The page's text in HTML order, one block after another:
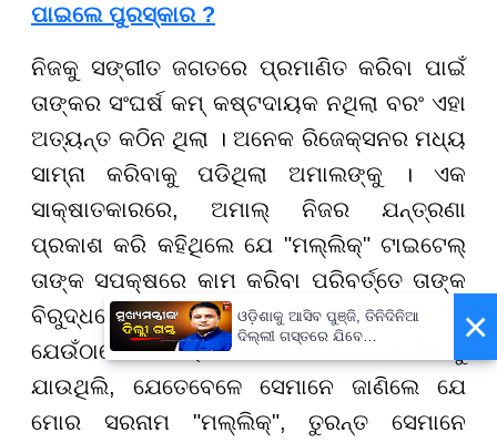
ପାଇଲେ ପୁରସ୍କାର ?
ନିଜକୁ ସଙ୍ଗୀତ ଜଗତରେ ପ୍ରମାଣିତ କରିବା ପାଇଁ
ତାଙ୍କର ସଂଘର୍ଷ କମ୍ କଷ୍ଟଦାୟକ ନଥିଲା ବରଂ ଏହା
ଅତ୍ୟନ୍ତ କଠିନ ଥିଲା । ଅନେକ ରିଜେକ୍ସନର ମଧ୍ୟ
ସାମ୍ନା କରିବାକୁ ପଡିଥିଲା ଅମାଲଙ୍କୁ । ଏକ
ସାକ୍ଷାତକାରରେ, ଅମାଲ୍ ନିଜର ଯନ୍ତ୍ରଣା
ପ୍ରକାଶ କରି କହିଥିଲେ ଯେ "ମଲ୍ଲିକ୍" ଟାଇଟେଲ୍
ତାଙ୍କ ସପକ୍ଷରେ କାମ କରିବା ପରିବର୍ତ୍ତେ ତାଙ୍କ
ବିରୁଦ୍ଧରେ କାମ କରିଥିଲେ । ଅମାଲ୍ କହିଥିଲେ, "ମୁଁ
ଯେଉଁଠାରେ ସହାୟକ ଭାବରେ କାମ କରିବାକୁ
ଯାଉଥିଲି, ଯେତେବେଳେ ସେମାନେ ଜାଣିଲେ ଯେ
ମୋର ସରନାମ "ମଲ୍ଲିକ୍", ତୁରନ୍ତ ସେମାନେ
×
ଓଡ଼ିଶାକୁ ଆସିବ ପୁଞ୍ଜି, ତିନିଦିନିଆ
ଦିଲ୍ଲୀ ଗସ୍ତରେ ଯିବେ